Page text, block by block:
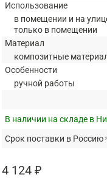
Использование
в помещении и на
только в помещении
Материал
композитные
Особенности
ручной работы
В наличии на складе в
Срок поставки в Россию
4 124 ₽